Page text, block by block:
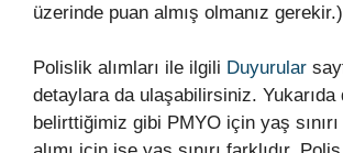
üzerinde puan almış olmanız gerekir.)
Polislik alımları ile ilgili Duyurular
detaylara da ulaşabilirsiniz. Yukarıda
belirttiğimiz gibi PMYO için yaş